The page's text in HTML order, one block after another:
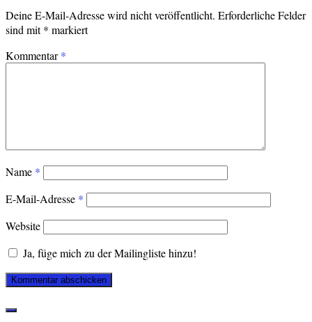
Deine E-Mail-Adresse wird nicht veröffentlicht. Erforderliche Felder
sind mit* markiert
Kommentar*
Name *
E-Mail-Adresse *
Website
Ja, füge mich zu der Mailingliste hinzu!